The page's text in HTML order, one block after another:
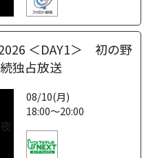
2026 ＜DAY1＞ 初の野
独占放送
08/10(月)
18:00～20:00